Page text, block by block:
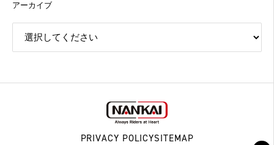
アーカイブ
PRIVACY POLICYSITEMAP